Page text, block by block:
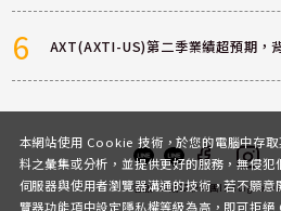
6 AXT(AXTI-US)第二季業績超預期，
客服 討論區粉絲團Instagram
本網站使用 Cookie 技術，於您的電腦中存
料之彙集或分析，並提供更好的服務，無侵
伺服器與使用者瀏覽器溝通的技術，若不願
覽器功能項中設定隱私權等級為高，即可拒